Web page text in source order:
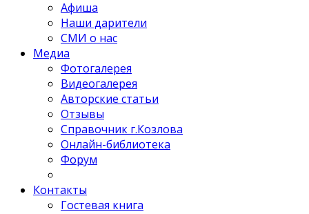
Афиша
Наши дарители
СМИ о нас
Медиа
Фотогалерея
Видеогалерея
Авторские статьи
Отзывы
Справочник г.Козлова
Онлайн-библиотека
Форум
Контакты
Гостевая книга